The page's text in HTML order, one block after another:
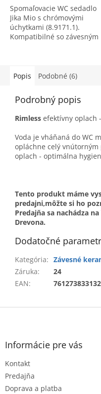
Spomaľovacie WC sedadlo
Jika Mio s chrómovými
úchytkami (8.9171.1).
Kompatibilné so závesným
Popis
Podobné (6)
Podrobný popis
Rimless efektívny oplach
Voda je vháňaná do WC
opláchne celý vnútorným
oplach - optimálna hygien
Tento produkt máme
predajni,môžte si ho
Predajňa sa nachádza
Drevona.
Dodatočné
Kategória: Závesné
Záruka:
24
EAN:
Z
Informácie pre vás
Kontakt
Predajňa
Doprava a platba